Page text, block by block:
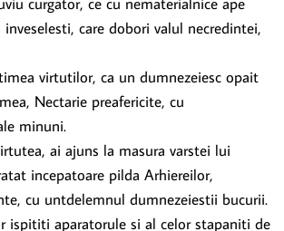
curgator, ce cu nematerialnice ape
care dobori valul necredintei,
virtutilor, ca un dumnezeiesc opait
Nectarie preafericite, cu
minuni.
ai ajuns la masura varstei lui
incepatoare pilda Arhiereilor,
cu untdelemnul dumnezeiestii bucurii.
ispititi aparatorule si al celor stapaniti de